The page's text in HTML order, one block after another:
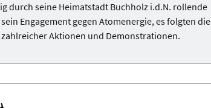
durch seine Heimatstadt Buchholz i.d.N. rollende
Engagement gegen Atomenergie, es folgten die
Aktionen und Demonstrationen.